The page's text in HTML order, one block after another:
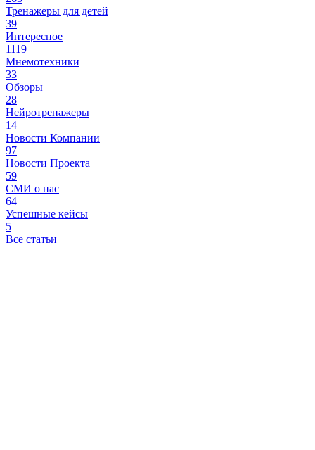
Тренажеры для детей
39
Интересное
1119
Мнемотехники
33
Обзоры
28
Нейротренажеры
14
Новости Компании
97
Новости Проекта
59
СМИ о нас
64
Успешные кейсы
5
Все статьи